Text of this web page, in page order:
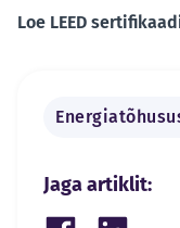
Loe LEED
Jaga artiklit: